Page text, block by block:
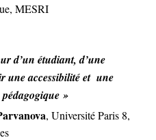
MESRI
d’un étudiant, d’une
une accessibilité et une
»
, Université Paris 8,